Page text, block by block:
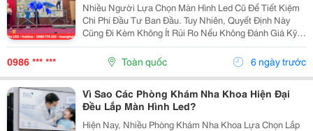
Nhiều Người Lựa Chọn Màn Hình Led Cũ Để Tiết Kiệm
Chi Phí Đầu Tư Ban Đầu. Tuy Nhiên, Quyết Định Này
Cũng Đi Kèm Không Ít Rủi Ro Nếu Không Đánh Giá Kỹ
Về Chất Lượng, Tuổi Thọ Và Nguồn Gốc Thiết Bị. Màn
Hình Led Đã Qua Sử Dụng Có Thể Gặp Các Vấn Đề...
0986 *** *** Toàn quốc 6 ngày trước
Vì Sao Các Phòng Khám Nha Khoa Hiện Đại
Đều Lắp Màn Hình Led?
Hiện Nay, Nhiều Phòng Khám Nha Khoa Lựa Chọn Lắp